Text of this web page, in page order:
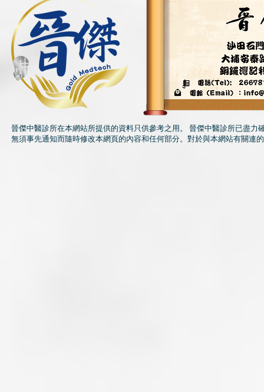
晉傑中醫診所在本網站所提供的資料只供參考之用。 晉傑中醫診所已盡
無須事先通知而隨時修改本網頁的內容和任何部分。對於與本網站有關連